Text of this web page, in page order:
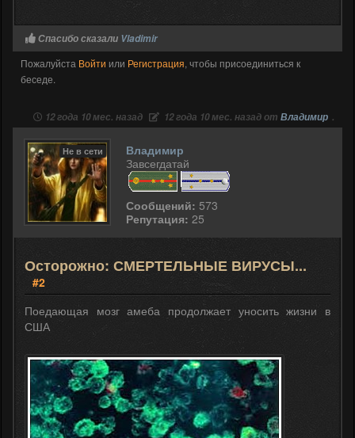
Спасибо сказали Vladimir
Пожалуйста Войти или Регистрация, чтобы присоединиться к
беседе.
12 года 10 мес. назад 12 года 10 мес. назад от Владимир .
Не в сети
Владимир
Завсегдатай
Сообщений: 573
Репутация: 25
Осторожно: СМЕРТЕЛЬНЫЕ ВИРУСЫ...
#2
Поедающая мозг амеба продолжает уносить жизни в
США